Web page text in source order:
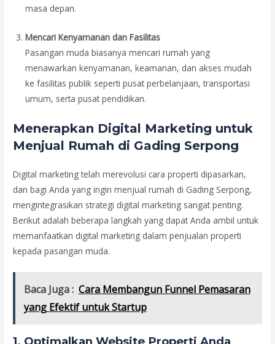
masa depan.
Mencari Kenyamanan dan Fasilitas
Pasangan muda biasanya mencari rumah yang
menawarkan kenyamanan, keamanan, dan akses mudah
ke fasilitas publik seperti pusat perbelanjaan, transportasi
umum, serta pusat pendidikan.
Menerapkan Digital Marketing untuk
Menjual Rumah di Gading Serpong
Digital marketing telah merevolusi cara properti dipasarkan,
dan bagi Anda yang ingin menjual rumah di Gading Serpong,
mengintegrasikan strategi digital marketing sangat penting.
Berikut adalah beberapa langkah yang dapat Anda ambil untuk
memanfaatkan digital marketing dalam penjualan properti
kepada pasangan muda.
Baca Juga : Cara Membangun Funnel Pemasaran
yang Efektif untuk Startup